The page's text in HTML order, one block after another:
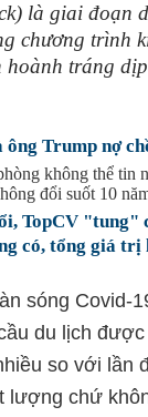
là giai đoạn
chương trình
hoành tráng
Trump nợ
không thể tin
đổi suốt 10
TopCV "tung"
có, tổng giá trị
sóng Covid-
du lịch
so với lần
lượng chứ